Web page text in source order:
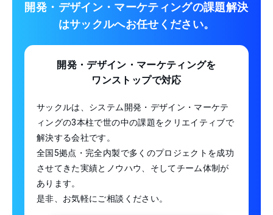
開発・デザイン・マーケティングの課題解決
はサックルへお任せください。
開発・デザイン・マーケティングを
ワンストップで対応
サックルは、システム開発・デザイン・マーケテ
ィングの3本柱で世の中の課題をクリエイティブで
解決する会社です。
全国5拠点・完全内製で多くのプロジェクトを成功
させてきた実績とノウハウ、そしてチーム体制が
あります。
是非、お気軽にご相談ください。